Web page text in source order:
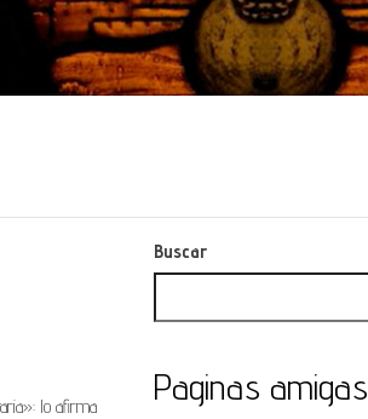
lo afirma
Buscar
Paginas amigas